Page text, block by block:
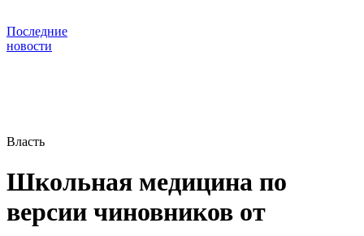
Последние
новости
Власть
Школьная медицина по
версии чиновников от